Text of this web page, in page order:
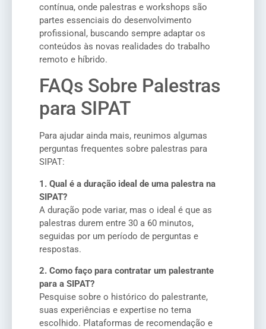
contínua, onde palestras e workshops são
partes essenciais do desenvolvimento
profissional, buscando sempre adaptar os
conteúdos às novas realidades do trabalho
remoto e híbrido.
FAQs Sobre Palestras
para SIPAT
Para ajudar ainda mais, reunimos algumas
perguntas frequentes sobre palestras para
SIPAT:
1. Qual é a duração ideal de uma palestra na
SIPAT?
A duração pode variar, mas o ideal é que as
palestras durem entre 30 a 60 minutos,
seguidas por um período de perguntas e
respostas.
2. Como faço para contratar um palestrante
para a SIPAT?
Pesquise sobre o histórico do palestrante,
suas experiências e expertise no tema
escolhido. Plataformas de recomendação e